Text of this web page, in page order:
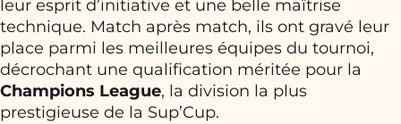
leur esprit d’initiative et une belle maîtrise
technique. Match après match, ils ont gravé leur
place parmi les meilleures équipes du tournoi,
décrochant une qualification méritée pour la
Champions League, la division la plus
prestigieuse de la Sup’Cup.